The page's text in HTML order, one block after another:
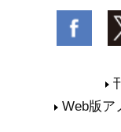
Web版ア